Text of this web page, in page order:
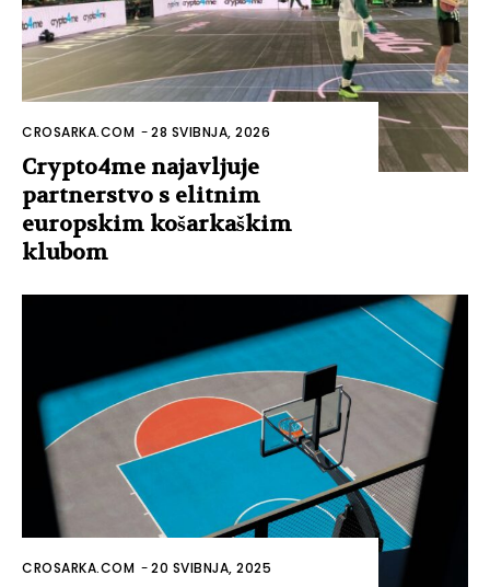
CROSARKA.COM -28 SVIBNJA, 2026
Crypto4me najavljuje
partnerstvo s elitnim
europskim košarkaškim
klubom
CROSARKA.COM -20 SVIBNJA, 2025